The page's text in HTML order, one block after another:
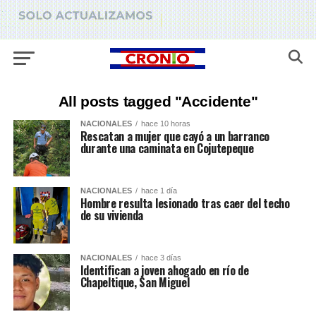
All posts tagged "Accidente"
NACIONALES hace 10 horas
Rescatan a mujer que cayó a un barranco
durante una caminata en Cojutepeque
NACIONALES hace 1 día
Hombre resulta lesionado tras caer del techo
de su vivienda
NACIONALES hace 3 días
Identifican a joven ahogado en río de
Chapeltique, San Miguel